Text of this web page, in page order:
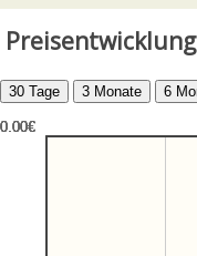
Preisentwicklung